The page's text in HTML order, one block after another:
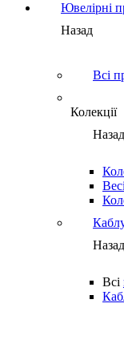
Ювелірні
Назад
Всі
Колекції
Назад
Назад
Всі